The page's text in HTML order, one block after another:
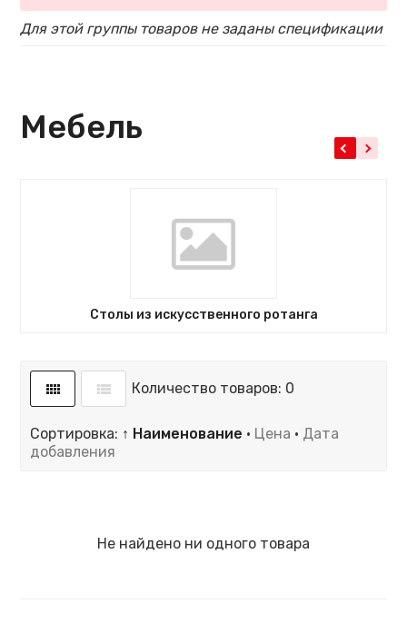
Для этой группы товаров не заданы спецификации
Мебель
Столы из искусственного ротанга
Количество товаров: 0
Сортировка: ↑ Наименование · Цена · Дата
добавления
Не найдено ни одного товара